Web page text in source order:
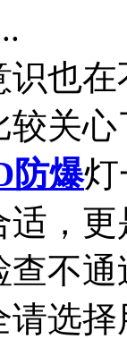
也
较关
防爆灯
，
不
选